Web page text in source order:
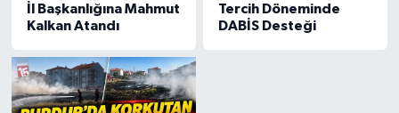
İl Başkanlığına Mahmut
Kalkan Atandı
Tercih Döneminde
DABİS Desteği